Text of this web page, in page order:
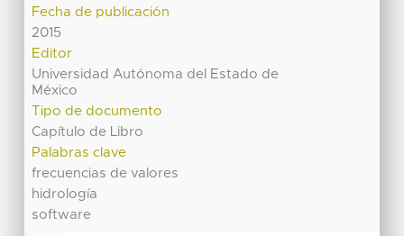
Fecha de publicación
2015
Editor
Universidad Autónoma del Estado de
México
Tipo de documento
Capítulo de Libro
Palabras clave
frecuencias de valores
hidrología
software